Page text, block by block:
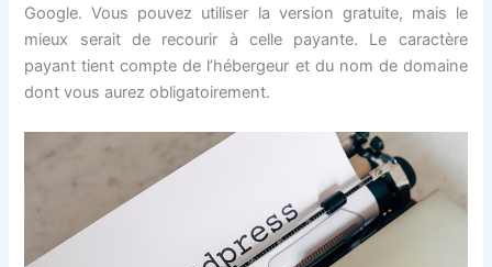
Google. Vous pouvez utiliser la version gratuite, mais le
mieux serait de recourir à celle payante. Le caractère
payant tient compte de l’hébergeur et du nom de domaine
dont vous aurez obligatoirement.